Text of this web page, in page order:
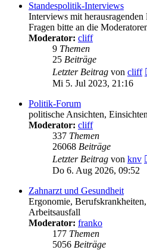
Standespolitik-Interviews
Interviews mit herausragenden
Fragen bitte an die
Moderator: cliff
9 Themen
25 Beiträge
Letzter Beitrag von cliff
Mi 5. Jul 2023, 21:16
Politik-Forum
politische Ansichten,
Moderator: cliff
337 Themen
26068 Beiträge
Letzter Beitrag von knv
Do 6. Aug 2026, 09:52
Zahnarzt und Gesundheit
Ergonomie,
Arbeitsausfall
Moderator: franko
177 Themen
5056 Beiträge